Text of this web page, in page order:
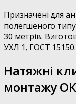
Призначені для
полегшеного
30 метрів.
УХЛ 1, ГОСТ 15150.
Натяжні
монтажу ОК